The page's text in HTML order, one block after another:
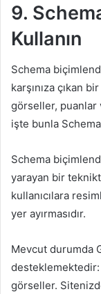
9.
Kullanın
Schema
karşınıza çıkan
görseller, puanlar
işte bunla
Schema
yarayan bir
kullanıcılara
yer ayırmasıdır.
Mevcut durumda
görseller.